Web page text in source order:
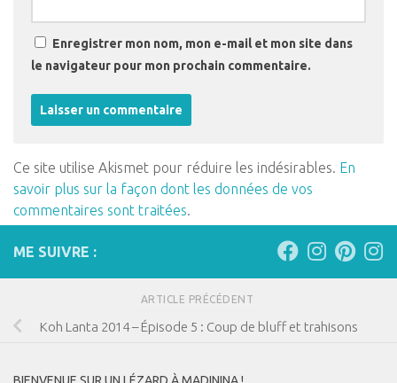
Enregistrer mon nom, mon e-mail et mon site dans
le navigateur pour mon prochain commentaire.
Ce site utilise Akismet pour réduire les indésirables. En
savoir plus sur la façon dont les données de vos
commentaires sont traitées.
ME SUIVRE :
ARTICLE PRÉCÉDENT
Koh Lanta 2014 – Épisode 5 : Coup de bluff et trahisons